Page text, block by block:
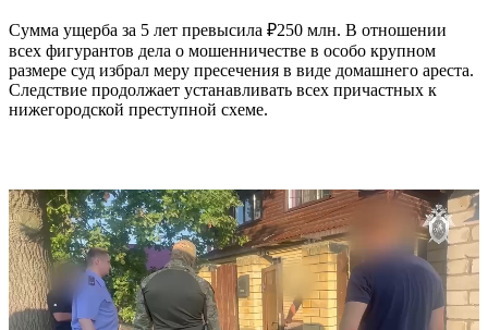
Сумма ущерба за 5 лет превысила ₽250 млн. В отношении
всех фигурантов дела о мошенничестве в особо крупном
размере суд избрал меру пресечения в виде домашнего ареста.
Следствие продолжает устанавливать всех причастных к
нижегородской преступной схеме.